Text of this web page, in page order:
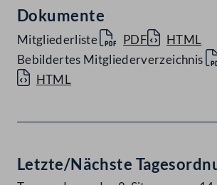
Dokumente
Mitgliederliste PDF
HTML
Bebildertes Mitgliederverzeichnis
HTML
Letzte/Nächste